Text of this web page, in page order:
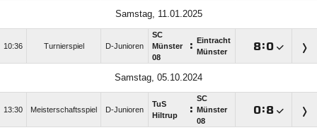
Samstag, 11.01.2025
10:36 Turnierspiel D-Junioren
SC
Münster
08
:
Eintracht
Münster
:
Samstag, 05.10.2024
13:30 Meisterschaftsspiel D-Junioren
TuS
Hiltrup
:
SC
Münster
08
: